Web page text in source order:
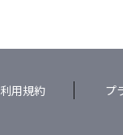
利用規約 プ